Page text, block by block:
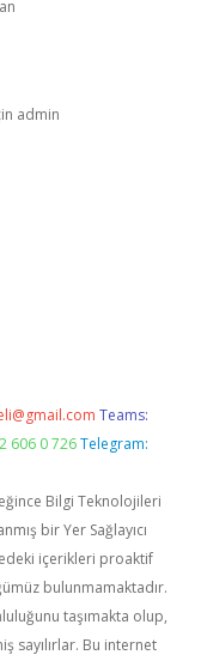
admin
Teams:
606 0 726 Telegram:
Bilgi Teknolojileri
bir Yer Sağlayıcı
içerikleri proaktif
bulunmamaktadır.
taşımakta olup,
sayılırlar. Bu internet